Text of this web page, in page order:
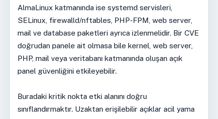
AlmaLinux katmanında ise systemd servisleri,
SELinux, firewalld/nftables, PHP-FPM, web server,
mail ve database paketleri ayrıca izlenmelidir. Bir CVE
doğrudan panele ait olmasa bile kernel, web server,
PHP, mail veya veritabanı katmanında oluşan açık
panel güvenliğini etkileyebilir.
Buradaki kritik nokta etki alanını doğru
sınıflandırmaktır. Uzaktan erişilebilir açıklar acil yama